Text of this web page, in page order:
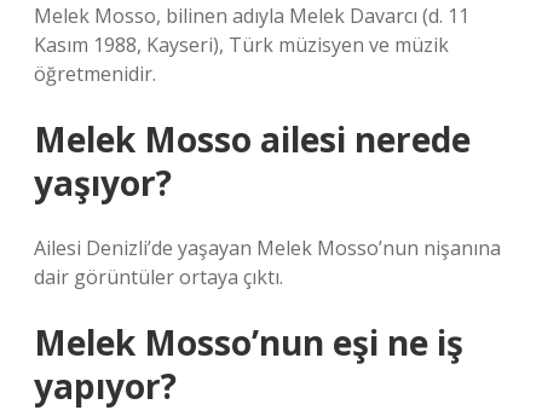
Melek Mosso, bilinen adıyla Melek Davarcı (d. 11
Kasım 1988, Kayseri), Türk müzisyen ve müzik
öğretmenidir.
Melek Mosso ailesi nerede
yaşıyor?
Ailesi Denizli’de yaşayan Melek Mosso’nun nişanına
dair görüntüler ortaya çıktı.
Melek Mosso’nun eşi ne iş
yapıyor?